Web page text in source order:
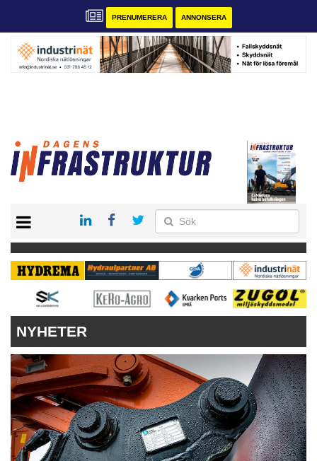
PRENUMERERA ANNONSERA
KONTAKT
VÅRA ANDRA MAGASIN
PRENUMERERA
NYHETER